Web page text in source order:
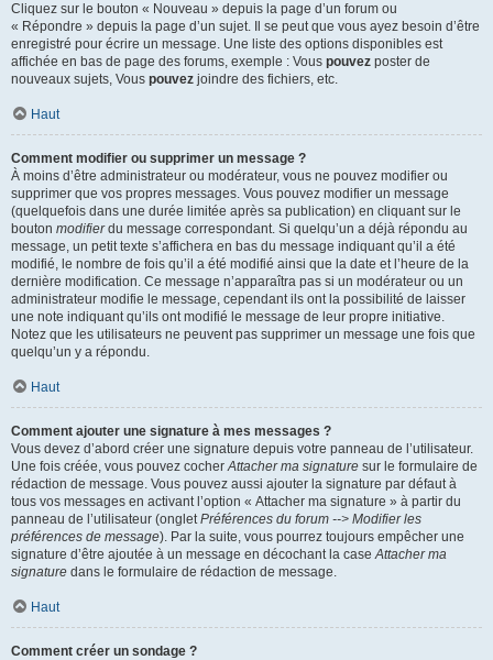
Cliquez sur le bouton « Nouveau » depuis la page d’un forum ou
« Répondre » depuis la page d’un sujet. Il se peut que vous ayez besoin d’être
enregistré pour écrire un message. Une liste des options disponibles est
affichée en bas de page des forums, exemple : Vous pouvez poster de
nouveaux sujets, Vous pouvez joindre des fichiers, etc.
Haut
Comment modifier ou supprimer un message ?
À moins d’être administrateur ou modérateur, vous ne pouvez modifier ou
supprimer que vos propres messages. Vous pouvez modifier un message
(quelquefois dans une durée limitée après sa publication) en cliquant sur le
bouton modifierdu message correspondant. Si quelqu’un a déjà répondu au
message, un petit texte s’affichera en bas du message indiquant qu’il a été
modifié, le nombre de fois qu’il a été modifié ainsi que la date et l’heure de la
dernière modification. Ce message n’apparaîtra pas si un modérateur ou un
administrateur modifie le message, cependant ils ont la possibilité de laisser
une note indiquant qu’ils ont modifié le message de leur propre initiative.
Notez que les utilisateurs ne peuvent pas supprimer un message une fois que
quelqu’un y a répondu.
Haut
Comment ajouter une signature à mes messages ?
Vous devez d’abord créer une signature depuis votre panneau de l’utilisateur.
Une fois créée, vous pouvez cocherAttacher ma signature sur le formulaire de
rédaction de message. Vous pouvez aussi ajouter la signature par défaut à
tous vos messages en activant l’option « Attacher ma signature » à partir du
panneau de l’utilisateur (ongletPréférences du forum --> Modifier les
préférences de message). Par la suite, vous pourrez toujours empêcher une
signature d’être ajoutée à un message en décochant la caseAttacher ma
signature dans le formulaire de rédaction de message.
Haut
Comment créer un sondage ?